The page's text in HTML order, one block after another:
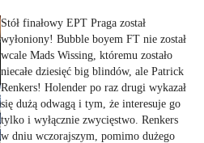
Stół finałowy EPT Praga został
wyłoniony! Bubble boyem FT nie został
wcale Mads Wissing, któremu zostało
niecałe dziesięć big blindów, ale Patrick
Renkers! Holender po raz drugi wykazał
się dużą odwagą i tym, że interesuje go
tylko i wyłącznie zwycięstwo. Renkers
w dniu wczorajszym, pomimo dużego